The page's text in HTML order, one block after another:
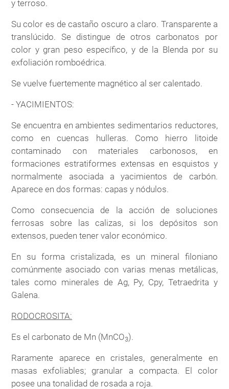
y terroso.
Su color es de castaño oscuro a claro. Transparente a
translúcido. Se distingue de otros carbonatos por
color y gran peso específico, y de la Blenda por su
exfoliación romboédrica.
Se vuelve fuertemente magnético al ser calentado.
- YACIMIENTOS:
Se encuentra en ambientes sedimentarios reductores,
como en cuencas hulleras. Como hierro litoide
contaminado con materiales carbonosos, en
formaciones estratiformes extensas en esquistos y
normalmente asociada a yacimientos de carbón.
Aparece en dos formas: capas y nódulos.
Como consecuencia de la acción de soluciones
ferrosas sobre las calizas, si los depósitos son
extensos, pueden tener valor económico.
En su forma cristalizada, es un mineral filoniano
comúnmente asociado con varias menas metálicas,
tales como minerales de Ag, Py, Cpy, Tetraedrita y
Galena.
RODOCROSITA:
Es el carbonato de Mn (MnCO3).
Raramente aparece en cristales, generalmente en
masas exfoliables; granular a compacta. El color
posee una tonalidad de rosada a roja.